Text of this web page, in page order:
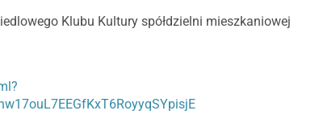
Klubu Kultury spółdzielni mieszkaniowej